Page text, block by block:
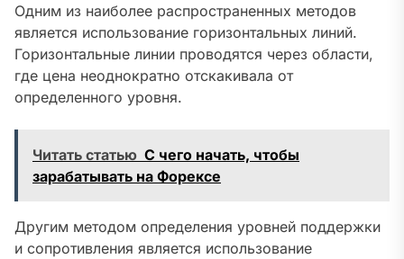
Одним из наиболее распространенных методов
является использование горизонтальных линий.
Горизонтальные линии проводятся через области,
где цена неоднократно отскакивала от
определенного уровня.
Читать статью С чего начать, чтобы
зарабатывать на Форексе
Другим методом определения уровней поддержки
и сопротивления является использование